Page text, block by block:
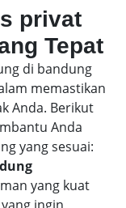
privat
Tepat
di bandung
memastikan
Anda. Berikut
Anda
yang sesuai:
yang kuat